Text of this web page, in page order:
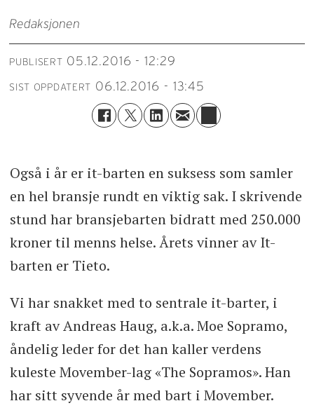
Redaksjonen
PUBLISERT 05.12.2016 - 12:29
SIST OPPDATERT 06.12.2016 - 13:45
Også i år er it-barten en suksess som samler
en hel bransje rundt en viktig sak. I skrivende
stund har bransjebarten bidratt med 250.000
kroner til menns helse. Årets vinner av It-
barten er Tieto.
Vi har snakket med to sentrale it-barter, i
kraft av Andreas Haug, a.k.a. Moe Sopramo,
åndelig leder for det han kaller verdens
kuleste Movember-lag «The Sopramos». Han
har sitt syvende år med bart i Movember.